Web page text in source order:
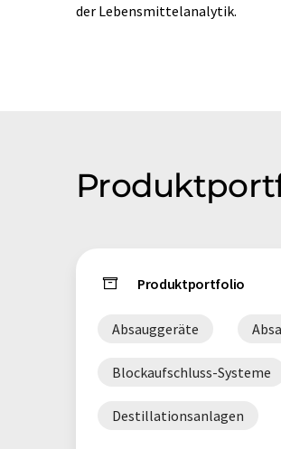
der Lebensmittelanalytik.
Produktportfolio
Absauggeräte
Blockaufschluss-Systeme
Destillationsanlagen